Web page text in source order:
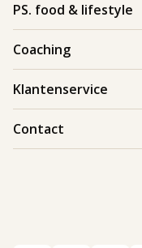
PS. food & lifestyle
Re-boost pakket
Coaching
Blog & Tips
Klantenservice
Contact